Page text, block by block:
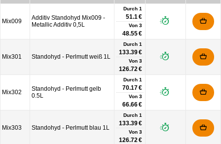
Mix009
Additiv Standohyd Mix009 -
Metallic Additiv 0,5L
Durch 1
51.1 €
Von 3
48.55 €
Mix301 Standohyd - Perlmutt weiß 1L
Durch 1
133.39 €
Von 3
126.72 €
Mix302
Standohyd - Perlmutt gelb
0.5L
Durch 1
70.17 €
Von 3
66.66 €
Mix303 Standohyd - Perlmutt blau 1L
Durch 1
133.39 €
Von 3
126.72 €